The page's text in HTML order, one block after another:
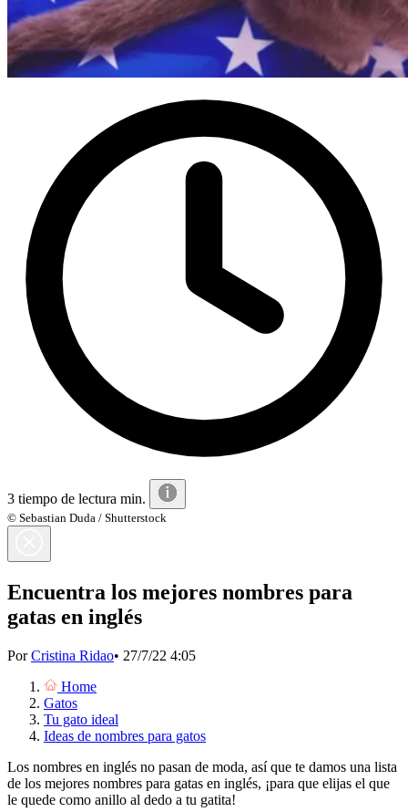
3 tiempo de lectura min.
© Sebastian Duda / Shutterstock
Encuentra los mejores nombres para
gatas en inglés
PorCristina Ridao• 27/7/22 4:05
Home
Gatos
Tu gato ideal
Ideas de nombres para gatos
Los nombres en inglés no pasan de moda, así que te damos una lista
de los mejores nombres para gatas en inglés, ¡para que elijas el que
le quede como anillo al dedo a tu gatita!